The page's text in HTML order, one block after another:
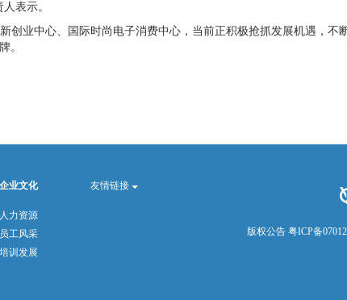
表示。
业中心、国际时尚电子消费中心，当前正积极抢抓发展机遇，不
。
企业文化
人力资源
员工风采
培训发展
友情链接
版权公告粤ICP备